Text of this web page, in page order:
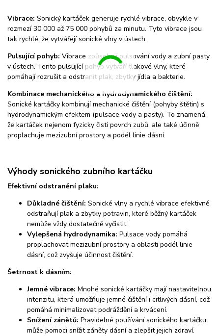
Vibrace: Sonický kartáček generuje rychlé vibrace, obvykle v
rozmezí 30 000 až 75 000 pohybů za minutu. Tyto vibrace jsou
tak rychlé, že vytvářejí sonické vlny v ústech.
Pulsující pohyb: Vibrace způsobují pulsování vody a zubní pasty
v ústech. Tento pulsující pohyb vytváří tlakové vlny, které
pomáhají rozrušit a odstranit plak, zbytky jídla a bakterie.
Kombinace mechanického a hydrodynamického čištění:
Sonické kartáčky kombinují mechanické čištění (pohyby štětin) s
hydrodynamickým efektem (pulsace vody a pasty). To znamená,
že kartáček nejenom fyzicky čistí povrch zubů, ale také účinně
proplachuje mezizubní prostory a podél linie dásní.
Výhody sonického zubního kartáčku
Efektivní odstranění plaku:
Důkladné čištění: Sonické vlny a rychlé vibrace efektivně
odstraňují plak a zbytky potravin, které běžný kartáček
nemůže vždy dostatečně vyčistit.
Vylepšená hydrodynamika: Pulsace vody pomáhá
proplachovat mezizubní prostory a oblasti podél linie
dásní, což zvyšuje účinnost čištění.
Šetrnost k dásním:
Jemné vibrace: Mnohé sonické kartáčky mají nastavitelnou
intenzitu, která umožňuje jemné čištění i citlivých dásní, což
pomáhá minimalizovat podráždění a krvácení.
Snížení zánětů: Pravidelné používání sonického kartáčku
může pomoci snížit záněty dásní a zlepšit jejich zdraví.